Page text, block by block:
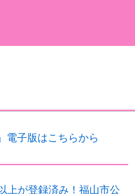
電子版はこちらから
上が登録済み！福山市公